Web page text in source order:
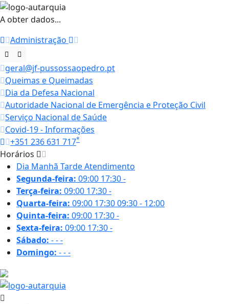
A obter dados...
Administração
geral@jf-pussossaopedro.pt
Queimas e Queimadas
Dia da Defesa Nacional
Autoridade Nacional de Emergência e Proteção Civil
Serviço Nacional de Saúde
Covid-19 - Informações
+351 236 631 717*
Horários
Dia Manhã TardeAtendimento
Segunda-feira: 09:00 17:30-
Terça-feira: 09:00 17:30-
Quarta-feira: 09:00 17:3009:30 - 12:00
Quinta-feira: 09:00 17:30-
Sexta-feira: 09:00 17:30-
Sábado: ---
Domingo: ---